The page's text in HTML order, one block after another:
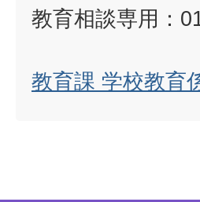
教育相談専用：
教育課 学校教育